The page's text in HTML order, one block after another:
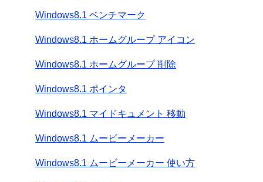
Windows8.1 ベンチマーク
Windows8.1 ホームグループ アイコン
Windows8.1 ホームグループ 削除
Windows8.1 ポインタ
Windows8.1 マイドキュメント 移動
Windows8.1 ムービーメーカー
Windows8.1 ムービーメーカー 使い方